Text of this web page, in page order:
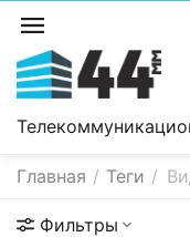
Главная / Теги /
Фильтры